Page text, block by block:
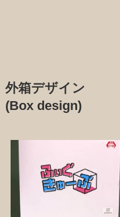
外箱デザイン
(Box design)